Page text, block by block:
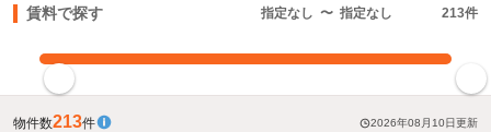
賃料で探す 指定なし 〜 指定なし 213件
物件数213件 2026年08月10日更新